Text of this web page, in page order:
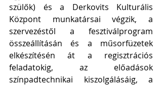
szülők) és a Derkovits Kulturális
Központ munkatársai végzik, a
szervezéstől a fesztiválprogram
összeállításán és a műsorfüzetek
elkészítésén át a regisztrációs
feladatokig, az előadások
színpadtechnikai kiszolgálásáig, a